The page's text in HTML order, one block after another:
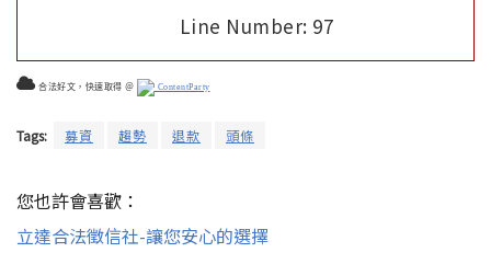
Line Number: 97
合法好文，快速取得 ＠ ContentParty
Tags: 募資 趨勢 退款 頭條
您也許會喜歡：
立達合法徵信社-讓您安心的選擇